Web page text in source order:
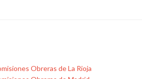
Obreras de La Rioja